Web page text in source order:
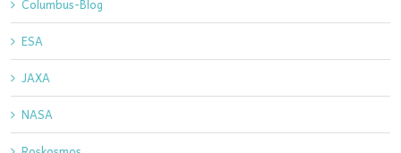
ESA
JAXA
NASA